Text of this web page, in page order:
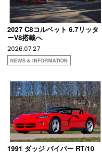
2027 C8コルベット 6.7リッタ
ーV8搭載へ
2026.07.27
NEWS & INFORMATION
1991 ダッジ バイパー RT/10